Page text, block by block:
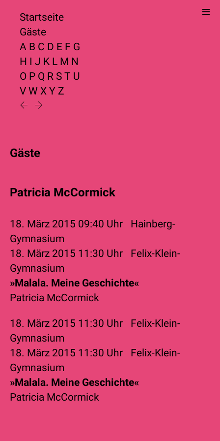
Startseite
Gäste
A B C D E F G
H I J K L M N
O P Q R S T U
V W X Y Z
Gäste
Patricia McCormick
18. März 2015 09:40 Uhr
Hainberg-
Gymnasium
18. März 2015 11:30 Uhr
Felix-Klein-
Gymnasium
»Malala. Meine Geschichte«
Patricia McCormick
18. März 2015 11:30 Uhr
Felix-Klein-
Gymnasium
18. März 2015 11:30 Uhr
Felix-Klein-
Gymnasium
»Malala. Meine Geschichte«
Patricia McCormick